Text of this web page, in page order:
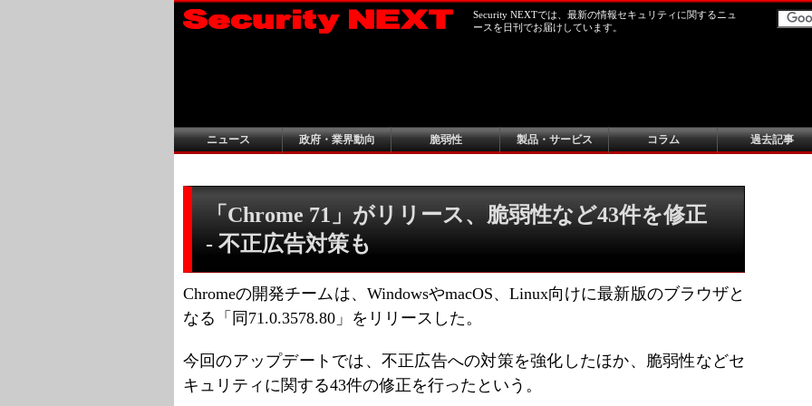
Security NEXTでは、最新の情報セキュリティに関するニュ
ースを日刊でお届けしています。
ニュース 政府・業界動向 脆弱性 製品・サービス コラム 過去記事
「Chrome 71」がリリース、脆弱性など43件を修正
- 不正広告対策も
Chromeの開発チームは、WindowsやmacOS、Linux向けに最新版のブラウザと
なる「同71.0.3578.80」をリリースした。
今回のアップデートでは、不正広告への対策を強化したほか、脆弱性などセ
キュリティに関する43件の修正を行ったという。